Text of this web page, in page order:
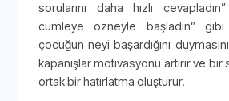
sorularını daha hızlı
cümleye özneyle başladın”
çocuğun neyi başardığını
kapanışlar motivasyonu artırır ve
ortak bir hatırlatma oluşturur.